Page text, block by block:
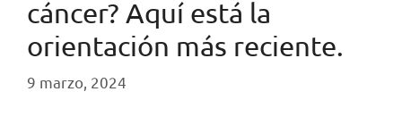
cáncer? Aquí está la
orientación más reciente.
9 marzo, 2024